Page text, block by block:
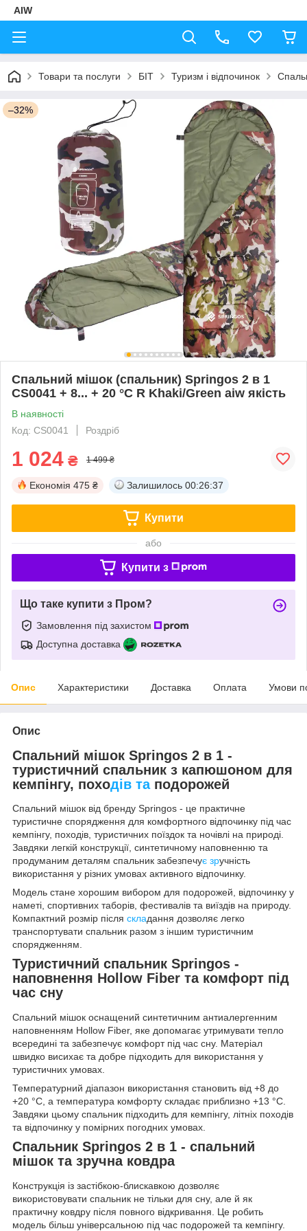
AIW
Товари та послуги БІТ Туризм і відпочинок
–32%
Спальний мішок (спальник) Springos 2 в 1
CS0041 + 8... + 20 °C R Khaki/Green aiw якість
В наявності
Код: CS0041
Роздріб
1 024 ₴ 1 499 ₴
Економія 475 ₴ Залишилось 00:26:37
Купити
або
Купити з
Що таке купити з Пром?
Замовлення під захистом
Доступна доставка
Опис Характеристики Доставка Оплата Умови
Опис
Спальний мішок Springos 2 в 1 -
туристичний спальник з капюшоном для
кемпінгу, походів та подорожей
Спальний мішок від бренду Springos - це практичне
туристичне спорядження для комфортного відпочинку під час
кемпінгу, походів, туристичних поїздок та ночівлі на природі.
Завдяки легкій конструкції, синтетичному наповненню та
продуманим деталям спальник забезпечує зручність
використання у різних умовах активного відпочинку.
Модель стане хорошим вибором для подорожей, відпочинку у
наметі, спортивних таборів, фестивалів та виїздів на природу.
Компактний розмір після складання дозволяє легко
транспортувати спальник разом з іншим туристичним
спорядженням.
Туристичний спальник Springos -
наповнення Hollow Fiber та комфорт під
час сну
Спальний мішок оснащений синтетичним антиалергенним
наповненням Hollow Fiber, яке допомагає утримувати тепло
всередині та забезпечує комфорт під час сну. Матеріал
швидко висихає та добре підходить для використання у
туристичних умовах.
Температурний діапазон використання становить від +8 до
+20 °C, а температура комфорту складає приблизно +13 °C.
Завдяки цьому спальник підходить для кемпінгу, літніх походів
та відпочинку у помірних погодних умовах.
Спальник Springos 2 в 1 - спальний
мішок та зручна ковдра
Конструкція із застібкою-блискавкою дозволяє
використовувати спальник не тільки для сну, але й як
практичну ковдру після повного відкривання. Це робить
модель більш універсальною під час подорожей та кемпінгу.